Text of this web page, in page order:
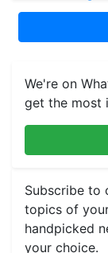
We're on
get the most
Subscribe to
topics of
handpicked
your choice.